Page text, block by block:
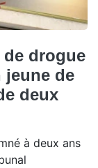
de drogue
jeune de
deux
à deux ans